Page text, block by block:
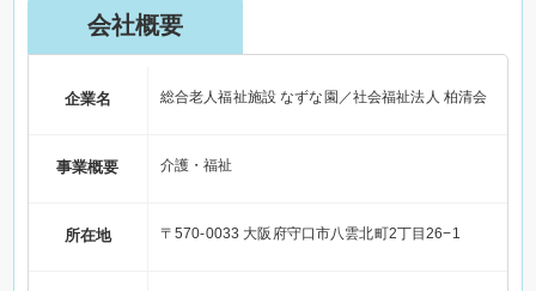
会社概要
企業名 総合老人福祉施設 なずな園／社会福祉法人 柏清会
事業概要 介護・福祉
所在地 〒570-0033 大阪府守口市八雲北町2丁目26−1